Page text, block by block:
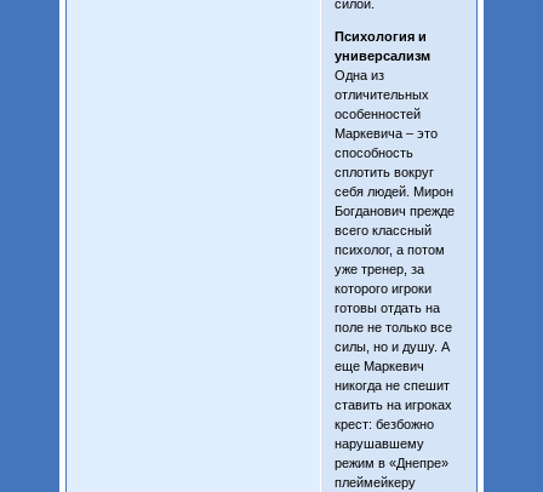
силой.
Психология и
универсализм
Одна из
отличительных
особенностей
Маркевича – это
способность
сплотить вокруг
себя людей. Мирон
Богданович прежде
всего классный
психолог, а потом
уже тренер, за
которого игроки
готовы отдать на
поле не только все
силы, но и душу. А
еще Маркевич
никогда не спешит
ставить на игроках
крест: безбожно
нарушавшему
режим в «Днепре»
плеймейкеру